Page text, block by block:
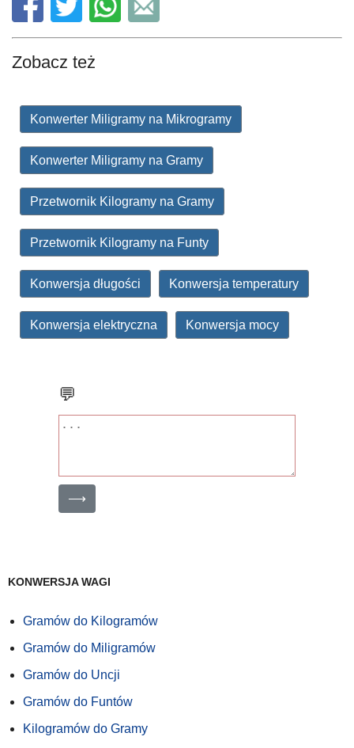
Zobacz też
Konwerter Miligramy na Mikrogramy
Konwerter Miligramy na Gramy
Przetwornik Kilogramy na Gramy
Przetwornik Kilogramy na Funty
Konwersja długości Konwersja temperatury
Konwersja elektryczna Konwersja mocy
💬
⟶
KONWERSJA WAGI
Gramów do Kilogramów
Gramów do Miligramów
Gramów do Uncji
Gramów do Funtów
Kilogramów do Gramy